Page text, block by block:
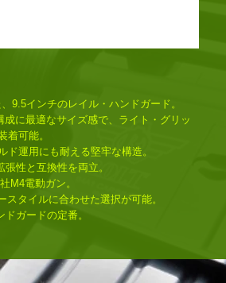
9.5インチのレイル・ハンドガード。
に最適なサイズ感で、ライト・グリッ
着可能。
運用にも耐える堅牢な構造。
性と互換性を両立。
M4電動ガン。
タイルに合わせた選択が可能。
ガードの定番。